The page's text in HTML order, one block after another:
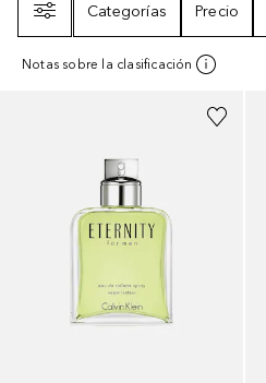
Categorías
Precio
Notas sobre la clasificación